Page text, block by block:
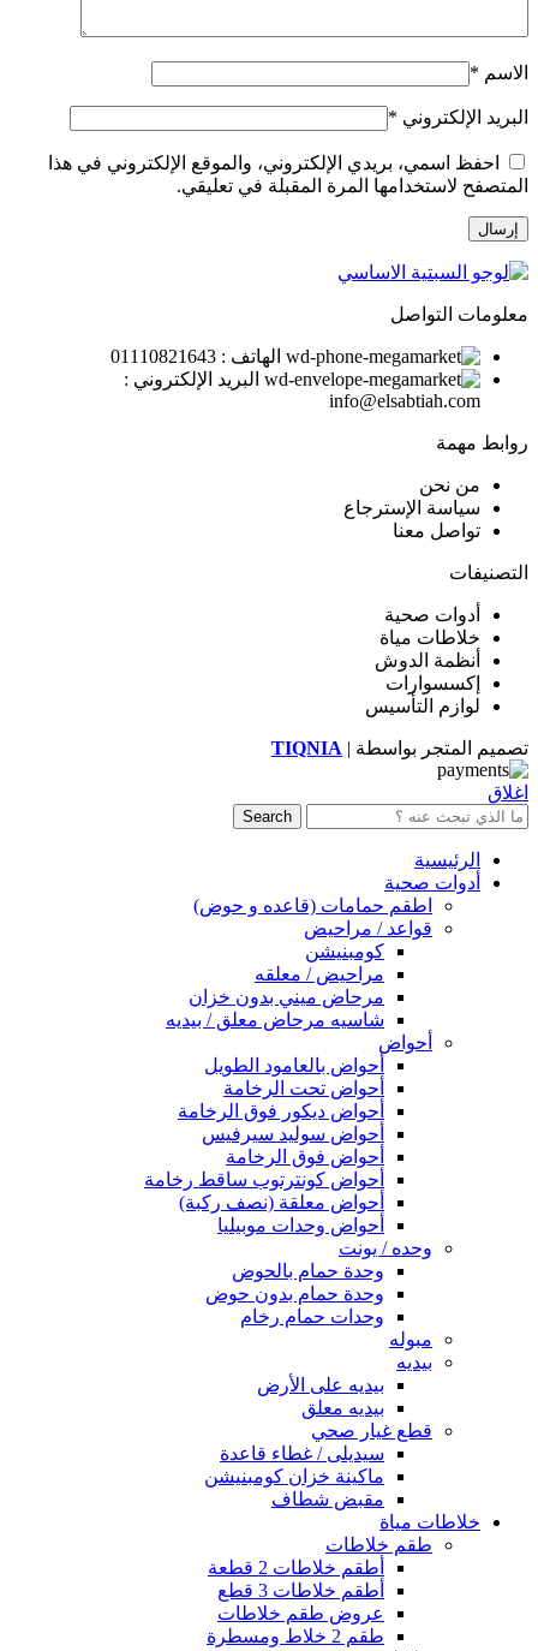
الاسم *
البريد الإلكتروني *
احفظ اسمي، بريدي الإلكتروني، والموقع الإلكتروني في هذا
المتصفح لاستخدامها المرة المقبلة في تعليقي.
معلومات التواصل
الهاتف : 01110821643
البريد الإلكتروني :
info@elsabtiah.com
روابط مهمة
من نحن
سياسة الإسترجاع
تواصل معنا
التصنيفات
أدوات صحية
خلاطات مياة
أنظمة الدوش
إكسسوارات
لوازم التأسيس
تصميم المتجر بواسطة | TIQNIA
اغلاق
Search
الرئيسية
أدوات صحية
اطقم حمامات (قاعده و حوض)
قواعد / مراحيض
كومبنيشن
مراحيض / معلقه
مرحاض ميني بدون خزان
شاسيه مرحاض معلق / بيديه
أحواض
أحواض بالعامود الطويل
أحواض تحت الرخامة
أحواض ديكور فوق الرخامة
أحواض سوليد سيرفيس
أحواض فوق الرخامة
أحواض كونترتوب ساقط رخامة
أحواض معلقة (نصف ركبة)
أحواض وحدات موبيليا
وحده / يونت
وحدة حمام بالحوض
وحدة حمام بدون حوض
وحدات حمام رخام
مبوله
بيديه
بيديه على الأرض
بيديه معلق
قطع غيار صحي
سيديلى / غطاء قاعدة
ماكينة خزان كومبنيشن
مقبض شطاف
خلاطات مياة
طقم خلاطات
أطقم خلاطات 2 قطعة
أطقم خلاطات 3 قطع
عروض طقم خلاطات
طقم 2 خلاط ومسطرة